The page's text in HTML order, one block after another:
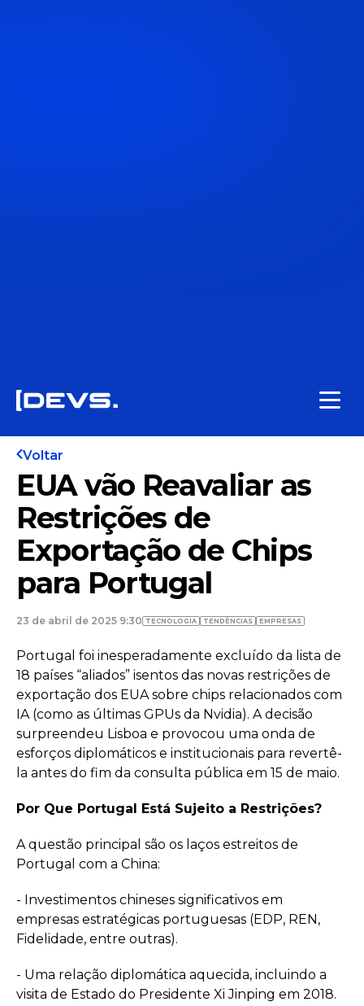
Voltar
EUA vão Reavaliar as
Restrições de
Exportação de Chips
para Portugal
23 de abril de 2025 9:30 TECNOLOGIA TENDÊNCIAS EMPRESAS
Portugal foi inesperadamente excluído da lista de
18 países “aliados” isentos das novas restrições de
exportação dos EUA sobre chips relacionados com
IA (como as últimas GPUs da Nvidia). A decisão
surpreendeu Lisboa e provocou uma onda de
esforços diplomáticos e institucionais para revertê-
la antes do fim da consulta pública em 15 de maio.
Por Que Portugal Está Sujeito a Restrições?
A questão principal são os laços estreitos de
Portugal com a China:
- Investimentos chineses significativos em
empresas estratégicas portuguesas (EDP, REN,
Fidelidade, entre outras).
- Uma relação diplomática aquecida, incluindo a
visita de Estado do Presidente Xi Jinping em 2018.